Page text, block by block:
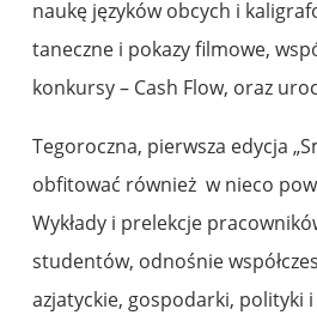
naukę języków obcych i
taneczne i pokazy filmowe,
konkursy – Cash Flow, oraz
Tegoroczna, pierwsza edycja
obfitować również w nieco
Wykłady i prelekcje
studentów, odnośnie
azjatyckie, gospodarki, polityki